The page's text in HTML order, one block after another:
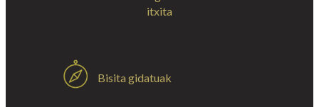
itxita
Bisita gidatuak